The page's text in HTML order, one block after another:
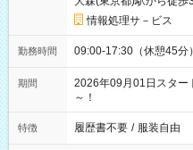
情報処理サ－ビス
勤務時間 09:00-17:30（休憩45分
期間
2026年09月01日スタ
～！
特徴 履歴書不要 / 服装自由